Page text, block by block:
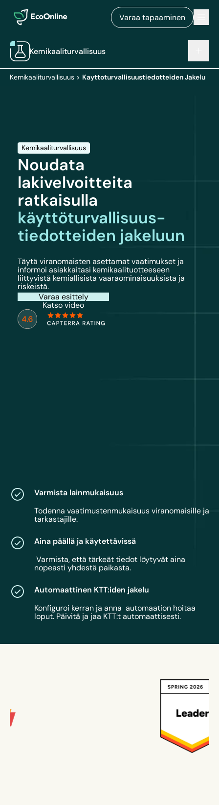
EcoOnline
Varaa tapaaminen
Kemikaaliturvallisuus
Kemikaaliturvallisuus > Kayttoturvallisuustiedotteiden Jakelu
Kemikaaliturvallisuus
Noudata
lakivelvoitteita
ratkaisulla
käyttöturvallisuus-
tiedotteiden jakeluun
Täytä viranomaisten asettamat vaatimukset ja
informoi asiakkaitasi kemikaalituotteeseen
liittyvistä kemiallisista vaaraominaisuuksista ja
riskeistä.
Varaa esittely
Katso video
Varmista lainmukaisuus
Todenna vaatimustenmukaisuus viranomaisille ja
tarkastajille.
Aina päällä ja käytettävissä
Varmista, että tärkeät tiedot löytyvät aina
nopeasti yhdestä paikasta.
Automaattinen KTT:iden jakelu
Konfiguroi kerran ja anna automaation hoitaa
loput. Päivitä ja jaa KTT:t automaattisesti.